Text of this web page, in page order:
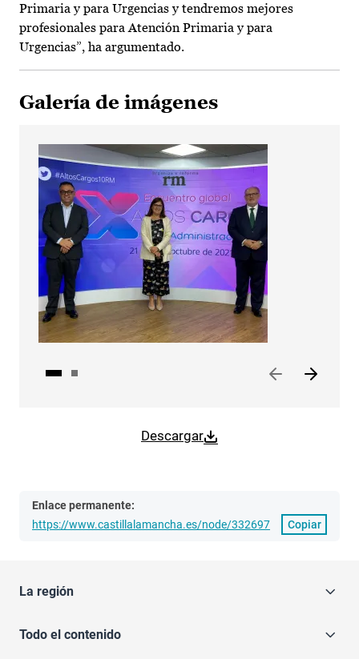
Primaria y para Urgencias y tendremos mejores
profesionales para Atención Primaria y para
Urgencias”, ha argumentado.
Galería de imágenes
Descargar
Enlace permanente:
https://www.castillalamancha.es/node/332697
Copiar
La región
Todo el contenido